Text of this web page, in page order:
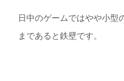
日中のゲームではやや小型
まであると鉄壁です。